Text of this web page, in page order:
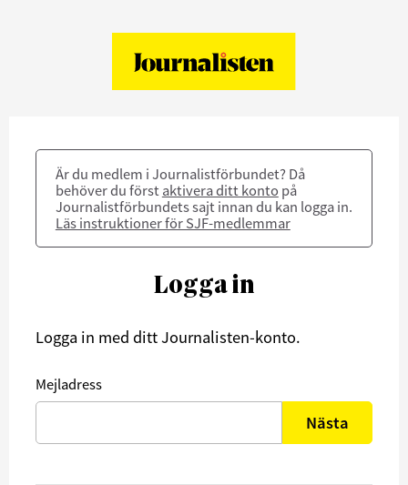
Är du medlem i Journalistförbundet? Då
behöver du först aktivera ditt konto på
Journalistförbundets sajt innan du kan logga in.
Läs instruktioner för SJF-medlemmar
Logga in
Logga in med ditt Journalisten-konto.
Mejladress
Nästa